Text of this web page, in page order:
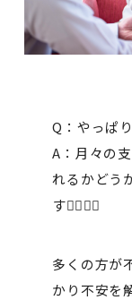
Q：やっぱ
A：月々の
れるかどう
す💁‍♀️💁‍♂️
多くの方が
かり不安を